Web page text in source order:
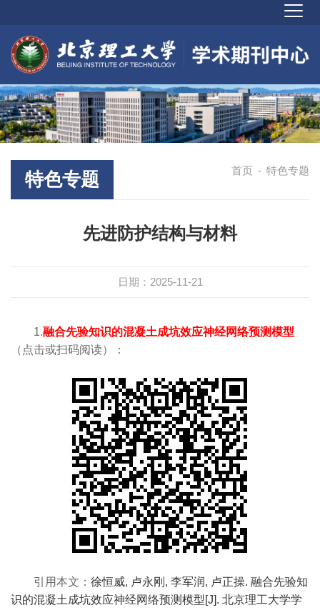
特色专题 首页 - 特色专题
先进防护结构与材料
日期：2025-11-21
1.融合先验知识的混凝土成坑效应神经网络预测模型
（点击或扫码阅读）：
引用本文： 徐恒威, 卢永刚, 李军润, 卢正操. 融合先验知
识的混凝土成坑效应神经网络预测模型[J]. 北京理工大学学